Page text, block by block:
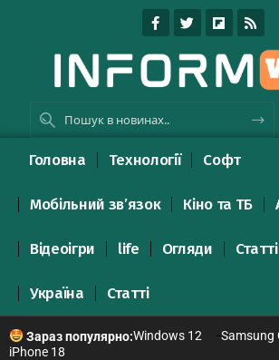
Головна Технології Софт
Мобільний зв’язок Кіно та ТБ
Відеоігри life Огляди Статті
Україна Статті
Зараз популярно:Windows 12
Samsung
iPhone 18